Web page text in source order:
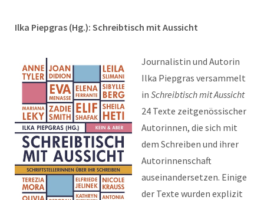
Ilka Piepgras (Hg.): Schreibtisch mit Aussicht
Journalistin und Autorin
Ilka Piepgras versammelt
in Schreibtisch mit Aussicht
24 Texte zeitgenössischer
Autorinnen, die sich mit
dem Schreiben und ihrer
Autorinnenschaft
auseinandersetzen. Einige
der Texte wurden explizit